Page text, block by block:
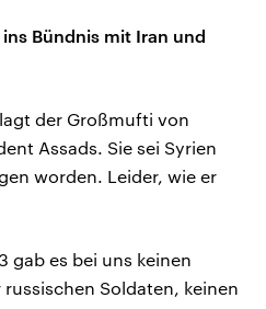
Bündnis mit Iran und
der Großmufti von
Assads. Sie sei Syrien
worden. Leider, wie er
gab es bei uns keinen
Soldaten, keinen